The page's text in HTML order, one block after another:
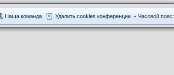
Часовой пояс:
Удалить cookies конференции
Наша команда